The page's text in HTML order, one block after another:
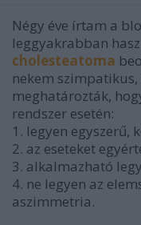
Négy éve írtam a
leggyakrabban
cholesteatoma
nekem
meghatározták,
rendszer esetén:
1. legyen egyszerű,
2. az eseteket
3. alkalmazható
4. ne legyen az
aszimmetria.